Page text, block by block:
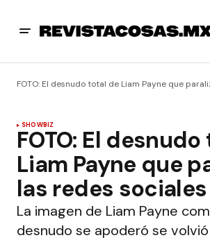
FOTO: El desnudo total de Liam Payne que
SHOWBIZ
FOTO: El
Liam Payne que
las redes sociales
La imagen de Liam Payne
desnudo se apoderó se